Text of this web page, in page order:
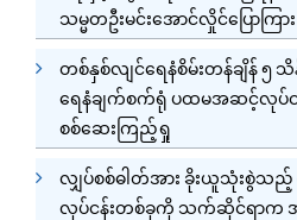
သမ္မတဦးမင်းအောင်လှိုင်ပြောကြား
တစ်နှစ်လျင်ရေနံစိမ်းတန်ချိန် ၅
ရေနံချက်စက်ရုံ ပထမအဆင့်လုပ်ငန်
စစ်ဆေးကြည့်ရှု
လျှပ်စစ်ဓါတ်အား ခိုးယူသုံးစွဲသ
လုပ်ငန်းတစ်ခုကို သက်ဆိုင်ရာက